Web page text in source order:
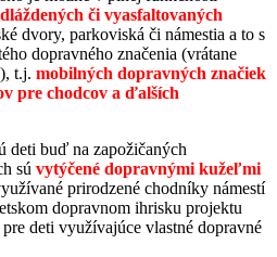
či vyasfaltovaných
dvory, parkoviská či námestia a to s
dopravného značenia (vrátane
t.j. mobilných dopravných značiek
pre chodcov a ďalších
deti buď na zapožičaných
sú vytýčené dopravnými kužeľmi
prirodzené chodníky námestí
dopravnom ihrisku projektu
deti využívajúce vlastné dopravné